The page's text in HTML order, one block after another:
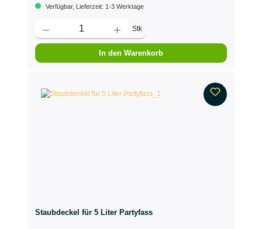
Verfügbar, Lieferzeit: 1-3 Werktage
Stk
In den Warenkorb
Staubdeckel für 5 Liter Partyfass